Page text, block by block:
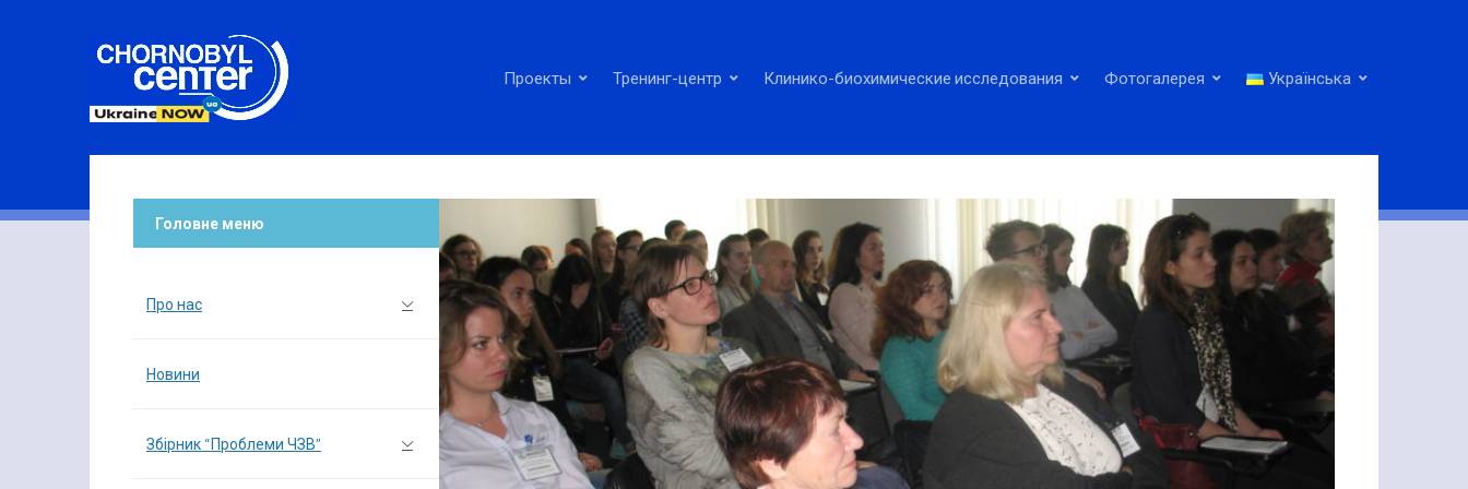
Проекты Тренинг-центр Клинико-биохимические исследования Фотогалерея Українська
Головне меню
Про нас
Новини
Збірник “Проблеми ЧЗВ”